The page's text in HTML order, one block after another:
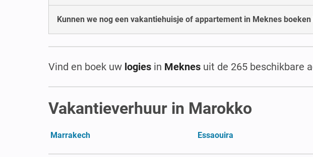
Kunnen we nog een vakantiehuisje of appartement in Meknes boeken
Vind en boek uw logies in Meknes uit de 265 beschikbare
Vakantieverhuur in Marokko
Marrakech Essaouira